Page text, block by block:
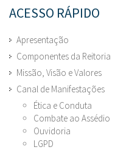
ACESSO RÁPIDO
Apresentação
Componentes da Reitoria
Missão, Visão e Valores
Canal de Manifestações
Ética e Conduta
Combate ao Assédio
Ouvidoria
LGPD